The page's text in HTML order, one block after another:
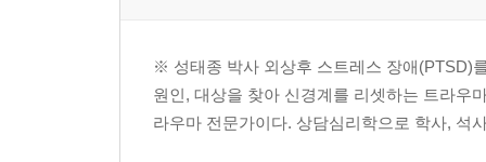
마무리하며
→ 홀로 통증을 견뎌온 당신에게
→ 당신을 위한 초대
※ 성태종 박사 외상후 스트레스 장애(PTSD)
원인, 대상을 찾아 신경계를 리셋하는 트라우
라우마 전문가이다. 상담심리학으로 학사, 석